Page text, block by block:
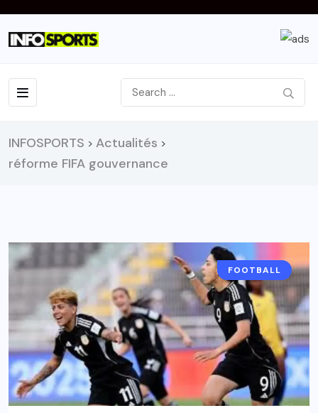
INFOSPORTS > Actualités >
réforme FIFA gouvernance
FOOTBALL